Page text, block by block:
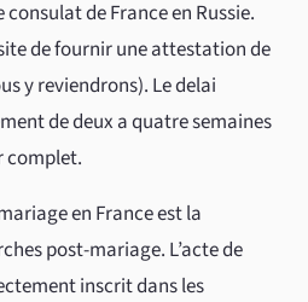
de France en Russie.
de fournir une attestation de
y reviendrons). Le delai
de deux a quatre semaines
complet.
en France est la
post-mariage. L’acte de
inscrit dans les